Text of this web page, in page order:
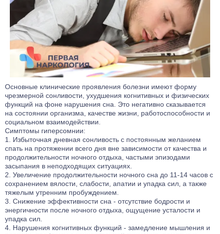
Основные клинические проявления болезни имеют форму
чрезмерной сонливости, ухудшения когнитивных и физических
функций на фоне нарушения сна. Это негативно сказывается
на состоянии организма, качестве жизни, работоспособности и
социальном взаимодействии.
Симптомы гиперсомнии:
Избыточная дневная сонливость с постоянным желанием
спать на протяжении всего дня вне зависимости от качества и
продолжительности ночного отдыха, частыми эпизодами
засыпания в неподходящих ситуациях.
Увеличение продолжительности ночного сна до 11-14 часов с
сохранением вялости, слабости, апатии и упадка сил, а также
тяжелым утренним пробуждением.
Снижение эффективности сна - отсутствие бодрости и
энергичности после ночного отдыха, ощущение усталости и
упадка сил.
Нарушения когнитивных функций - замедление мышления и